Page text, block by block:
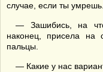
случае, если ты умрешь.
— Зашибись, на
наконец, присела на
пальцы.
— Какие у нас